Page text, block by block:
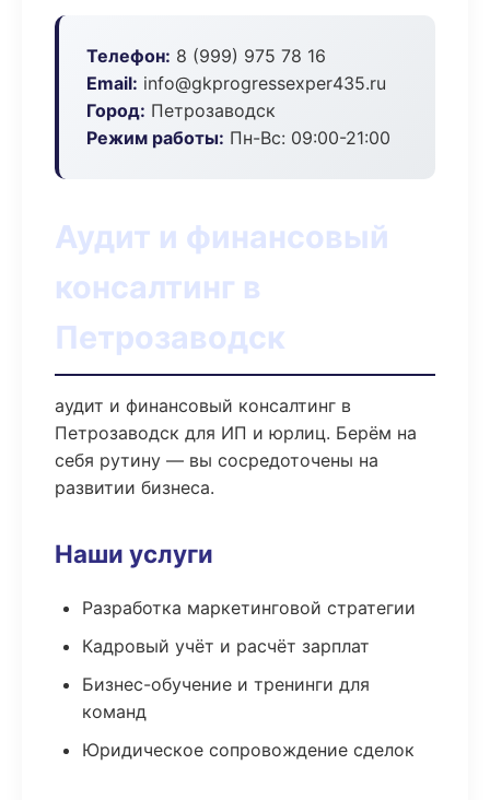
Телефон: 8 (999) 975 78 16
Email: info@gkprogressexper435.ru
Город: Петрозаводск
Режим работы: Пн-Вс: 09:00-21:00
Аудит и финансовый
консалтинг в
Петрозаводск
аудит и финансовый консалтинг в
Петрозаводск для ИП и юрлиц. Берём на
себя рутину — вы сосредоточены на
развитии бизнеса.
Наши услуги
Разработка маркетинговой стратегии
Кадровый учёт и расчёт зарплат
Бизнес-обучение и тренинги для
команд
Юридическое сопровождение сделок